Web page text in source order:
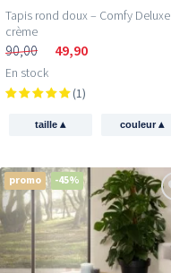
Tapis rond doux – Comfy Deluxe
crème
90,00 49,90
En stock
(1)
taille▴ couleur▴
promo -45%